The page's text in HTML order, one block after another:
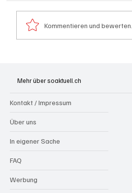
gesucht)
Kommentieren und bewerten...
Mehr über soaktuell.ch
Kontakt / Impressum
Über uns
In eigener Sache
FAQ
Werbung